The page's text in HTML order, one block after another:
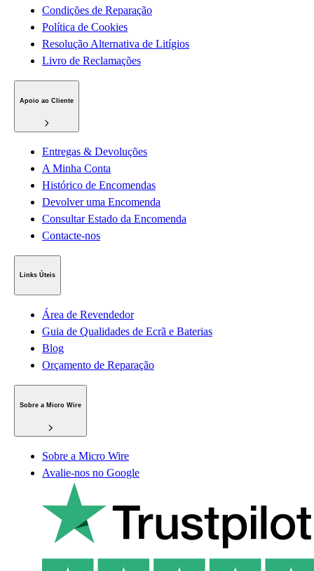
Condições de Reparação
Política de Cookies
Resolução Alternativa de Litígios
Livro de Reclamações
Apoio ao Cliente
Entregas & Devoluções
A Minha Conta
Histórico de Encomendas
Devolver uma Encomenda
Consultar Estado da Encomenda
Contacte-nos
Links Úteis
Área de Revendedor
Guia de Qualidades de Ecrã e Baterias
Blog
Orçamento de Reparação
Sobre a Micro Wire
Sobre a Micro Wire
Avalie-nos no Google